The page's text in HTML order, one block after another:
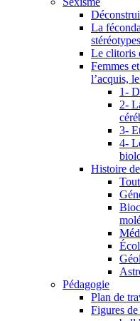
La
stéréotypes
Le clitoris
Femmes
l’acquis,
1-
2-
3-
4-
Histoire
Pédagogie
Plan de
Figures